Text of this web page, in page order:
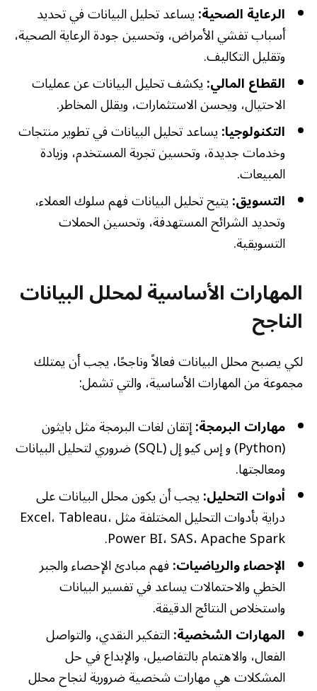
الرعاية الصحية:يساعد تحليل البيانات في تحديد
أسباب تفشي الأمراض، وتحسين جودة الرعاية الصحية،
وتقليل التكاليف.
القطاع المالي:يكشف تحليل البيانات عن عمليات
الاحتيال، ويحسن الاستثمارات، ويقلل المخاطر.
التكنولوجيا:يساعد تحليل البيانات في تطوير منتجات
وخدمات جديدة، وتحسين تجربة المستخدم، وزيادة
المبيعات.
التسويق:يتيح تحليل البيانات فهم سلوك العملاء،
وتحديد الشرائح المستهدفة، وتحسين الحملات
التسويقية.
المهارات الأساسية لمحلل البيانات
الناجح
لكي يصبح محلل البيانات فعالاً وناجحًا، يجب أن يمتلك
مجموعة من المهارات الأساسية، والتي تشمل:
مهارات البرمجة:إتقان لغات البرمجة مثل بايثون
(Python) و إس كيو إل (SQL) ضروري لتحليل البيانات
ومعالجتها.
أدوات التحليل:يجب أن يكون محلل البيانات على
دراية بأدوات التحليل المختلفة مثل Excel، Tableau،
Power BI، SAS، Apache Spark.
الإحصاء والرياضيات:فهم مبادئ الإحصاء والجبر
الخطي والاحتمالات يساعد في تفسير البيانات
واستخلاص النتائج الدقيقة.
المهارات الشخصية:التفكير النقدي، والتواصل
الفعال، والاهتمام بالتفاصيل، والإبداع في حل
المشكلات هي مهارات شخصية ضرورية لنجاح محلل